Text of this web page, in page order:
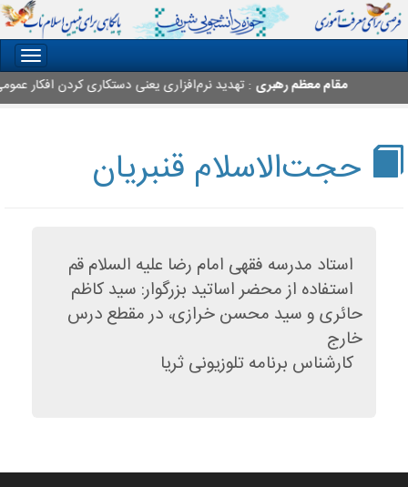
مقام معظم رهبری: تهدید نرم‌افزاری یعنی دستکاری کردن افکار
حجت‌الاسلام قنبریان
استاد مدرسه فقهی امام رضا علیه السلام قم
استفاده از محضر اساتید بزرگوار: سید کاظم
حائری و سید محسن خرازی، در مقطع درس
خارج
کارشناس برنامه تلوزیونی ثریا